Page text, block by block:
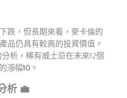
跌，但長期來看，麥卡倫的
品仍具有較高的投資價值。
析，稀有威士忌在未來12個
漲幅10 。
析 💼